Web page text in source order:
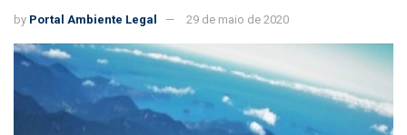
by Portal Ambiente Legal 29 de maio de 2020